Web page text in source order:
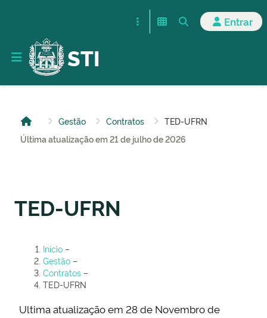
Entrar
STI
Gestão Contratos
TED-UFRN
Última atualização em 21 de julho de 2026
TED-UFRN
Início –
Gestão –
Contratos –
TED-UFRN
Ultima atualização em 28 de Novembro de